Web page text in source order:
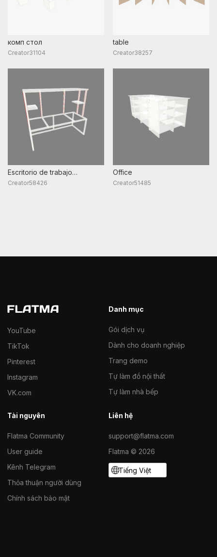
комп стол
Creator31104
table
Creator38257
Escritorio de trabajo
electronica
Creator58426
Office
Creator51485
YouTube
TikTok
Pinterest
Instagram
VK.com
Danh mục
Gói dịch vụ
Dành cho doanh nghiệp
Trang demo
Tự làm đồ nội thất
Tự làm nhà bếp
Tài nguyên
Flatma Community
User guide
Kênh Telegram
Thỏa thuận người dùng
Chính sách bảo mật
Liên hệ
support@flatma.com
Flatma © 2026
Tiếng Việt